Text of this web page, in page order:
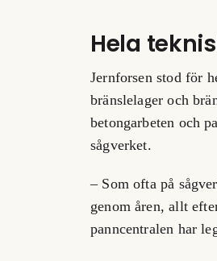
Hela
Jernforsen stod för
bränslelager och
betongarbeten och
sågverket.
– Som ofta på
genom åren, allt
panncentralen har